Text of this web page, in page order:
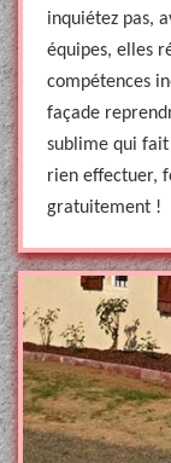
inquiétez pas,
équipes, elles
compétences
façade
sublime qui fait
rien effectuer,
gratuitement !